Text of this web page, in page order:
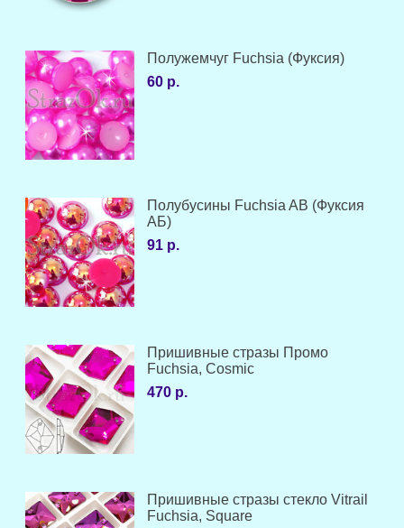
Полужемчуг Fuchsia (Фуксия)
60 р.
Полубусины Fuchsia AB (Фуксия
АБ)
91 р.
Пришивные стразы Промо
Fuchsia, Cosmic
470 р.
Пришивные стразы стекло Vitrail
Fuchsia, Square